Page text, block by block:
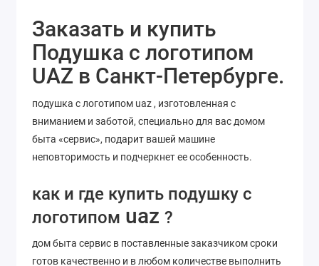
Заказать и купить
Подушка с логотипом
UAZ в Санкт-Петербурге.
подушка с логотипом uaz , изготовленная с
вниманием и заботой, специально для вас домом
быта «сервис», подарит вашей машине
неповторимость и подчеркнет ее особенность.
как и где купить подушку с
логотипом uaz ?
дом быта сервис в поставленные заказчиком сроки
готов качественно и в любом количестве выполнить